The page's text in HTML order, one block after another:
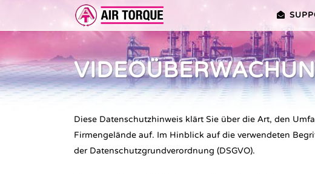
DOKUMENTATION
ERWEITERUNGEN ER PREMIER-
VORTEILE ER
Diese Datenschutzhinweis klärt Sie über die Art, den
Firmengelände auf. Im Hinblick auf die verwendeten
der Datenschutzgrundverordnung (DSGVO).